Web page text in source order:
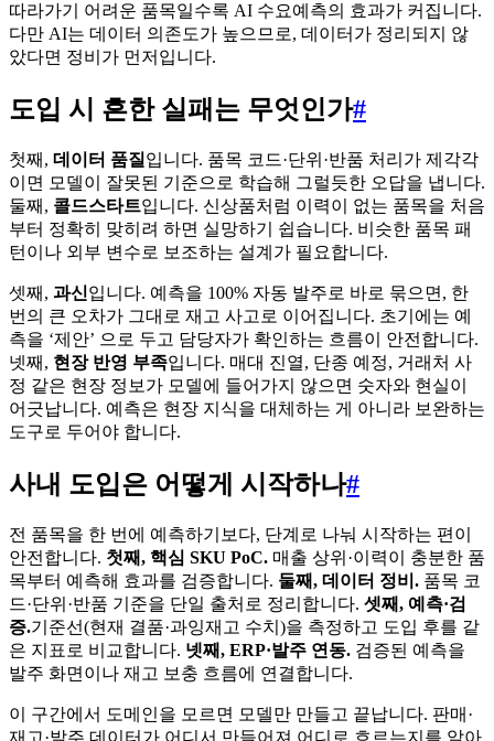
따라가기 어려운 품목일수록 AI 수요예측의 효과가 커집니다.
다만 AI는 데이터 의존도가 높으므로, 데이터가 정리되지 않
았다면 정비가 먼저입니다.
도입 시 흔한 실패는 무엇인가#
첫째, 데이터 품질 입니다. 품목 코드·단위·반품 처리가 제각각
이면 모델이 잘못된 기준으로 학습해 그럴듯한 오답을 냅니다.
둘째, 콜드스타트입니다. 신상품처럼 이력이 없는 품목을 처음
부터 정확히 맞히려 하면 실망하기 쉽습니다. 비슷한 품목 패
턴이나 외부 변수로 보조하는 설계가 필요합니다.
셋째, 과신입니다. 예측을 100% 자동 발주로 바로 묶으면, 한
번의 큰 오차가 그대로 재고 사고로 이어집니다. 초기에는 예
측을 ‘제안’ 으로 두고 담당자가 확인하는 흐름이 안전합니다.
넷째, 현장 반영 부족입니다. 매대 진열, 단종 예정, 거래처 사
정 같은 현장 정보가 모델에 들어가지 않으면 숫자와 현실이
어긋납니다. 예측은 현장 지식을 대체하는 게 아니라 보완하는
도구로 두어야 합니다.
사내 도입은 어떻게 시작하나#
전 품목을 한 번에 예측하기보다, 단계로 나눠 시작하는 편이
안전합니다. 첫째, 핵심 SKU PoC. 매출 상위·이력이 충분한 품
목부터 예측해 효과를 검증합니다. 둘째, 데이터 정비. 품목 코
드·단위·반품 기준을 단일 출처로 정리합니다. 셋째, 예측·검
증.기준선(현재 결품·과잉재고 수치)을 측정하고 도입 후를 같
은 지표로 비교합니다. 넷째, ERP·발주 연동. 검증된 예측을
발주 화면이나 재고 보충 흐름에 연결합니다.
이 구간에서 도메인을 모르면 모델만 만들고 끝납니다. 판매·
재고·발주 데이터가 어디서 만들어져 어디로 흐르는지를 알아